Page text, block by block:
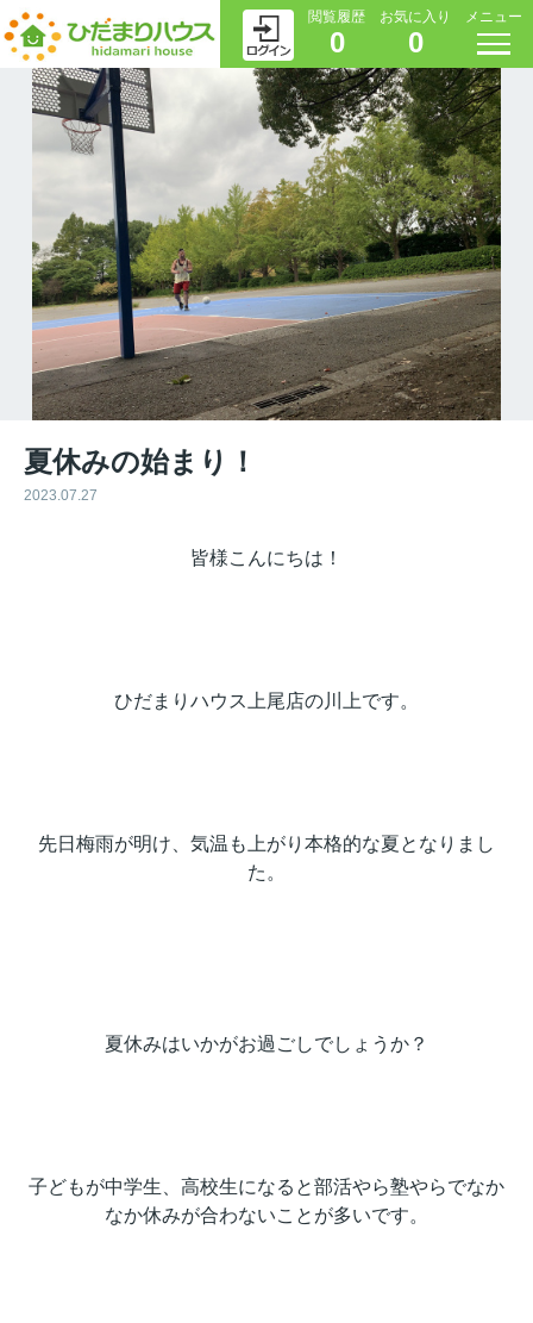
閲覧履歴
0
お気に入り
0
メニュー
夏休みの始まり！
2023.07.27
皆様こんにちは！
ひだまりハウス上尾店の川上です。
先日梅雨が明け、気温も上がり本格的な夏となりまし
た。
夏休みはいかがお過ごしでしょうか？
子どもが中学生、高校生になると部活やら塾やらでなか
なか休みが合わないことが多いです。